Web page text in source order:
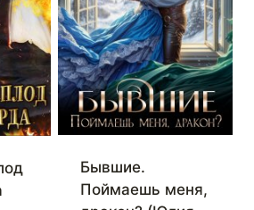
Бывшие.
Поймаешь меня,